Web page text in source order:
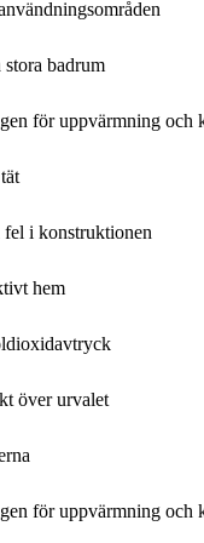
badrum
för uppvärmning och
i konstruktionen
hem
över urvalet
för uppvärmning och